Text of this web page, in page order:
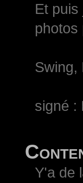
Et
photos
Swing,
signé :
Y'a de